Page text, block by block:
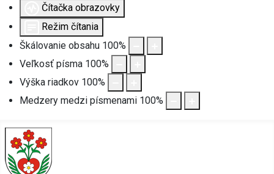
Čítačka obrazovky
Režim čítania
Škálovanie obsahu 100%
Veľkosť písma 100%
Výška riadkov 100%
Medzery medzi písmenami 100%